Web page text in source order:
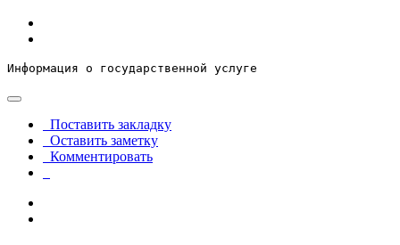
Информация о государственной услуге
Поставить закладку
Оставить заметку
Комментировать